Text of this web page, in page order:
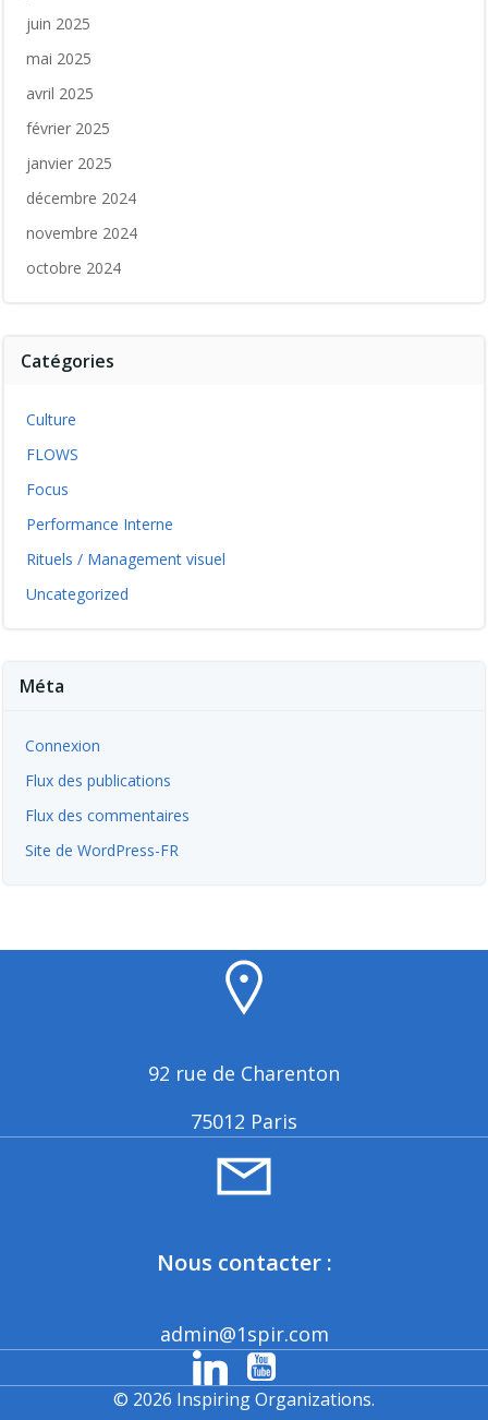
juin 2025
mai 2025
avril 2025
février 2025
janvier 2025
décembre 2024
novembre 2024
octobre 2024
Catégories
Culture
FLOWS
Focus
Performance Interne
Rituels / Management visuel
Uncategorized
Méta
Connexion
Flux des publications
Flux des commentaires
Site de WordPress-FR
92 rue de Charenton
75012 Paris
Nous contacter :
admin@1spir.com
© 2026 Inspiring Organizations.